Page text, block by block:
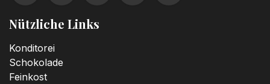
Nützliche Links
Konditorei
Schokolade
Feinkost